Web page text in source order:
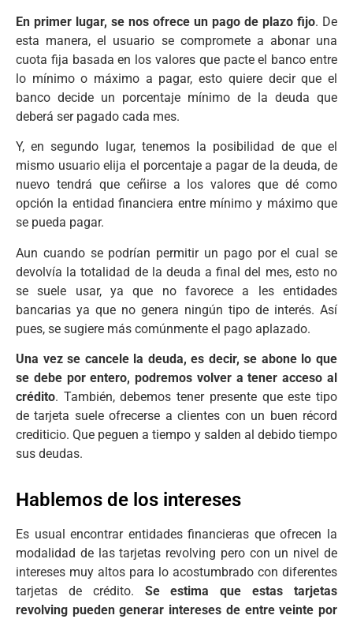
En primer lugar, se nos ofrece un pago de plazo fijo. De
esta manera, el usuario se compromete a abonar una
cuota fija basada en los valores que pacte el banco entre
lo mínimo o máximo a pagar, esto quiere decir que el
banco decide un porcentaje mínimo de la deuda que
deberá ser pagado cada mes.
Y, en segundo lugar, tenemos la posibilidad de que el
mismo usuario elija el porcentaje a pagar de la deuda, de
nuevo tendrá que ceñirse a los valores que dé como
opción la entidad financiera entre mínimo y máximo que
se pueda pagar.
Aun cuando se podrían permitir un pago por el cual se
devolvía la totalidad de la deuda a final del mes, esto no
se suele usar, ya que no favorece a les entidades
bancarias ya que no genera ningún tipo de interés. Así
pues, se sugiere más comúnmente el pago aplazado.
Una vez se cancele la deuda, es decir, se abone lo que
se debe por entero, podremos volver a tener acceso al
crédito. También, debemos tener presente que este tipo
de tarjeta suele ofrecerse a clientes con un buen récord
crediticio. Que peguen a tiempo y salden al debido tiempo
sus deudas.
Hablemos de los intereses
Es usual encontrar entidades financieras que ofrecen la
modalidad de las tarjetas revolving pero con un nivel de
intereses muy altos para lo acostumbrado con diferentes
tarjetas de crédito. Se estima que estas tarjetas
revolving pueden generar intereses de entre veinte por